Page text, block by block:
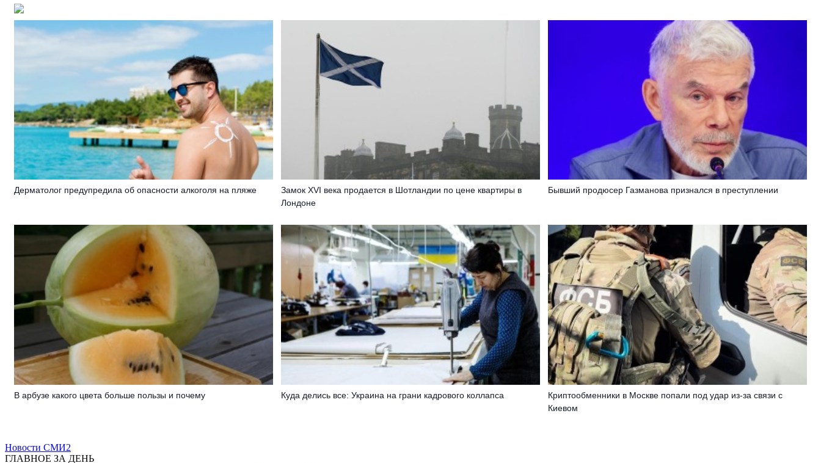
Дерматолог предупредила об опасности алкоголя на пляже
Замок XVI века продается в Шотландии по цене квартиры в
Лондоне
Бывший продюсер Газманова признался в преступлении
В арбузе какого цвета больше пользы и почему Куда делись все: Украина на грани кадрового коллапса
Криптообменники в Москве попали под удар из-за связи с
Киевом
Новости СМИ2
ГЛАВНОЕ ЗА ДЕНЬ